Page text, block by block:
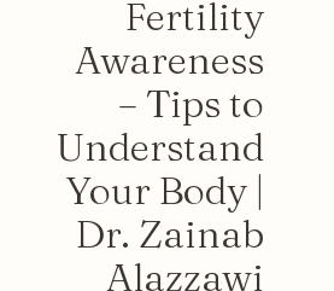
Fertility
Awareness
– Tips to
Understand
Your Body |
Dr. Zainab
Alazzawi